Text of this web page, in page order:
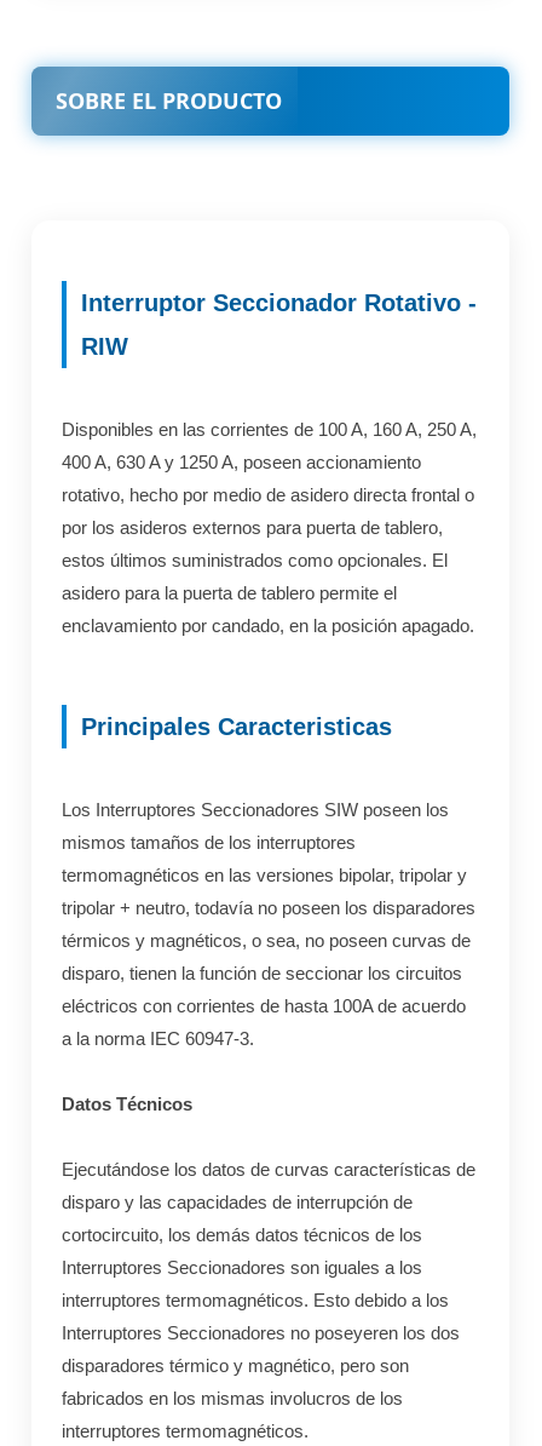
SOBRE EL PRODUCTO
Interruptor Seccionador Rotativo -
RIW
Disponibles en las corrientes de 100 A, 160 A, 250 A,
400 A, 630 A y 1250 A, poseen accionamiento
rotativo, hecho por medio de asidero directa frontal o
por los asideros externos para puerta de tablero,
estos últimos suministrados como opcionales. El
asidero para la puerta de tablero permite el
enclavamiento por candado, en la posición apagado.
Principales Caracteristicas
Los Interruptores Seccionadores SIW poseen los
mismos tamaños de los interruptores
termomagnéticos en las versiones bipolar, tripolar y
tripolar + neutro, todavía no poseen los disparadores
térmicos y magnéticos, o sea, no poseen curvas de
disparo, tienen la función de seccionar los circuitos
eléctricos con corrientes de hasta 100A de acuerdo
a la norma IEC 60947-3.
Datos Técnicos
Ejecutándose los datos de curvas características de
disparo y las capacidades de interrupción de
cortocircuito, los demás datos técnicos de los
Interruptores Seccionadores son iguales a los
interruptores termomagnéticos. Esto debido a los
Interruptores Seccionadores no poseyeren los dos
disparadores térmico y magnético, pero son
fabricados en los mismas involucros de los
interruptores termomagnéticos.